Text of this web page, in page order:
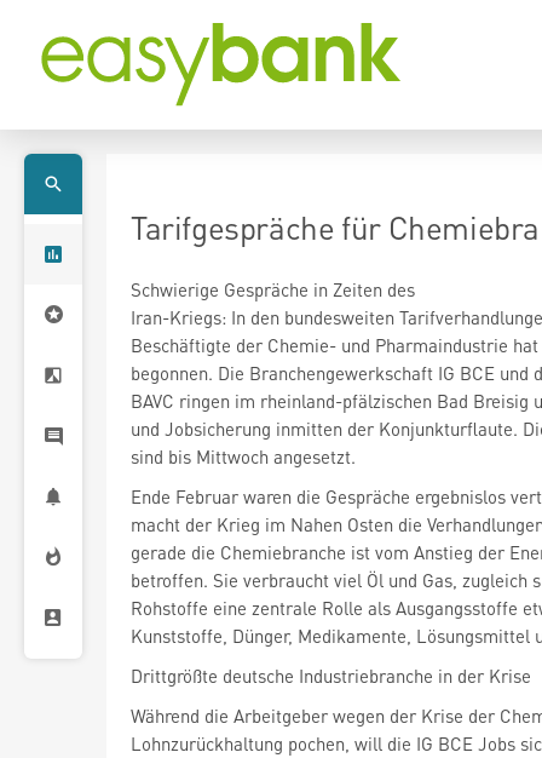
Tarifgespräche für
Schwierige Gespräche in Zeiten des
Iran-Kriegs: In den bundesweiten
Beschäftigte der Chemie- und Pharmaindustrie
begonnen. Die Branchengewerkschaft IG BCE und
BAVC ringen im rheinland-pfälzischen Bad Breisig
und Jobsicherung inmitten der Konjunkturflaute.
sind bis Mittwoch angesetzt.
Ende Februar waren die Gespräche ergebnislos
macht der Krieg im Nahen Osten die
gerade die Chemiebranche ist vom Anstieg der
betroffen. Sie verbraucht viel Öl und Gas, zugleich
Rohstoffe eine zentrale Rolle als Ausgangsstoffe
Kunststoffe, Dünger, Medikamente, Lösungsmittel
Drittgrößte deutsche Industriebranche in der Krise
Während die Arbeitgeber wegen der Krise der
Lohnzurückhaltung pochen, will die IG BCE Jobs